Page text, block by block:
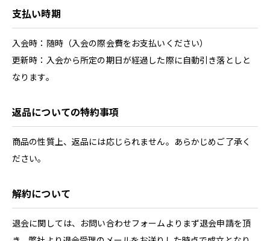
支払い時期
入会時：随時（入会の際会費をお支払いください）
更新時：入会から所定の期日が経過した際に自動引き落としと
なります。
返品についての特約事項
商品の性質上、返品には応じられません。あらかじめご了承く
ださい。
解約について
退会に関しては、お問い合わせフォームよりまず退会申請を頂